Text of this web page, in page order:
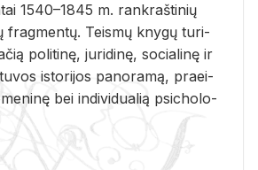
1540–1845 m. rank­raš­ti­nių
frag­men­tų. Teis­mų kny­gų tu­ri­
po­li­ti­nę, ju­ri­di­nę, so­cia­li­nę ir
is­to­ri­jos pa­no­ra­mą, pra­ei­
bei in­di­vi­dua­lią psi­cho­lo­